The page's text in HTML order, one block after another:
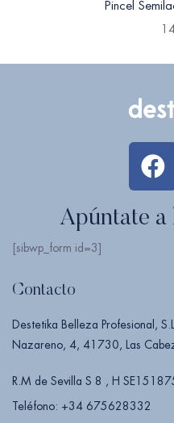
Pincel
Apúntate a
[sibwp_form id=3]
Contacto
Destetika Belleza Profesional,
Nazareno, 4, 41730, Las
R.M de Sevilla S 8 , H
Teléfono: +34 675628332